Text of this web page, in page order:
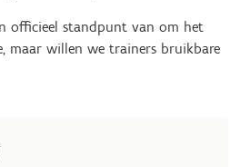
officieel standpunt van om het
maar willen we trainers bruikbare